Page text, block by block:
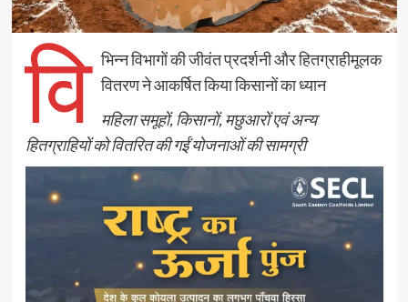
वि भिन्न विभागों की जीवंत प्रदर्शनी और हितग्राहीमूलक
वितरण ने आकर्षित किया किसानों का ध्यान
महिला समूहों, किसानों, मछुआरों एवं अन्य
हितग्राहियों को वितरित की गईं योजनाओं की सामग्री